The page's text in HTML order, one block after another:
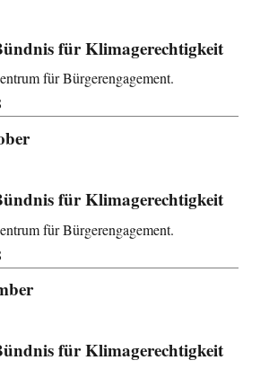
für Klimagerechtigkeit
für Bürgerengagement.
für Klimagerechtigkeit
für Bürgerengagement.
für Klimagerechtigkeit